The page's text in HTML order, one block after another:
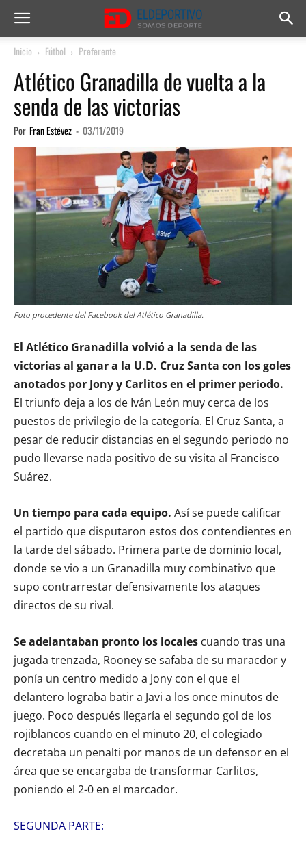
Inicio Fútbol Preferente
Atlético Granadilla de vuelta a la
senda de las victorias
Por Fran Estévez - 03/11/2019
Foto procedente del Facebook del Atlético Granadilla.
El Atlético Granadilla volvió a la senda de las
victorias al ganar a la U.D. Cruz Santa con los goles
anotados por Jony y Carlitos en el primer periodo.
El triunfo deja a los de Iván León muy cerca de los
puestos de privilegio de la categoría. El Cruz Santa, a
pesar de reducir distancias en el segundo periodo no
pudo llevarse nada positivo de su visita al Francisco
Suárez.
Un tiempo para cada equipo. Así se puede calificar
el partido que disputaron estos dos contendientes en
la tarde del sábado. Primera parte de dominio local,
donde se vio a un Granadilla muy combinativo que
supo contrarrestar defensivamente los ataques
directos de su rival.
Se adelantaban pronto los locales cuando tras una
jugada trenzada, Rooney se safaba de su maracdor y
ponía un centro medido a Jony con el que el
delantero lograba batir a Javi a los once minutos de
juego. Poco después llegaría el segundo gol de los
rojiblancos cuando en el minuto 20, el colegiado
decretaba un penalti por manos de un defensor en el
área que se encargaba de transformar Carlitos,
poniendo el 2-0 en el marcador.
SEGUNDA PARTE: